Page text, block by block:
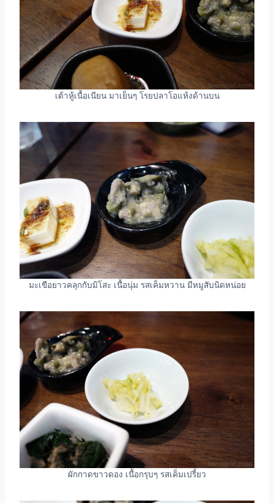
เต้าหู้เนื้อเนียน มาเย็นๆ โรยปลาโอแห้งด้านบน
มะเขือยาวคลุกกับมิโสะ เนื้อนุ่ม รสเค็มหวาน มีหมูสับนิดหน่อย
ผักกาดขาวดอง เนื้อกรุบๆ รสเค็มเปรี้ยว